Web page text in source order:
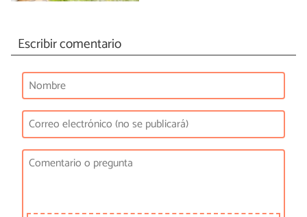
Escribir comentario